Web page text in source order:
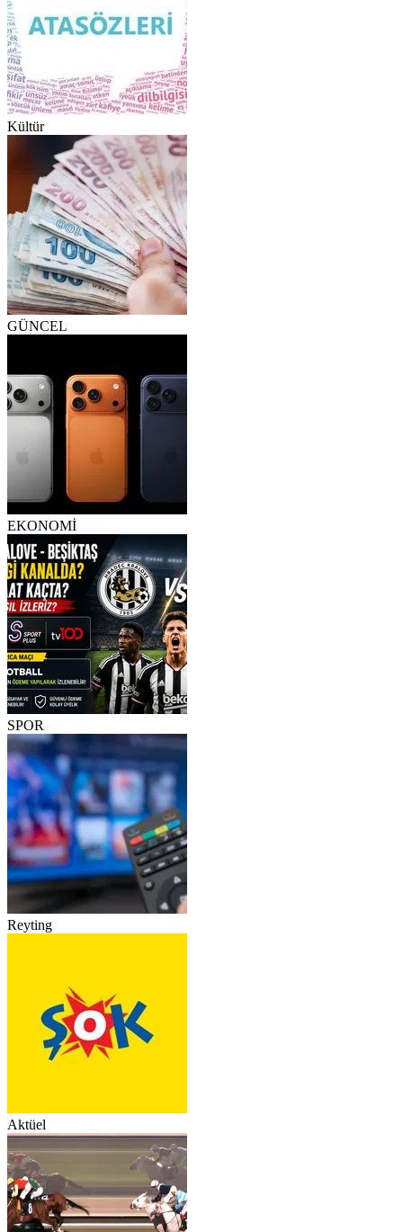
Kültür
GÜNCEL
EKONOMİ
SPOR
Reyting
Aktüel